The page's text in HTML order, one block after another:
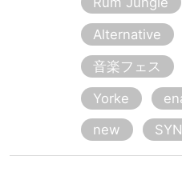
Alternative
音楽フェス
Yorke
new